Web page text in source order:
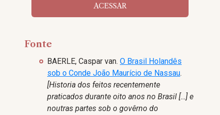
ACESSAR
Fonte
BAERLE, Caspar van. O Brasil Holandês
sob o Conde João Maurício de Nassau.
[Historia dos feitos recentemente
praticados durante oito anos no Brasil […] e
noutras partes sob o govêrno do